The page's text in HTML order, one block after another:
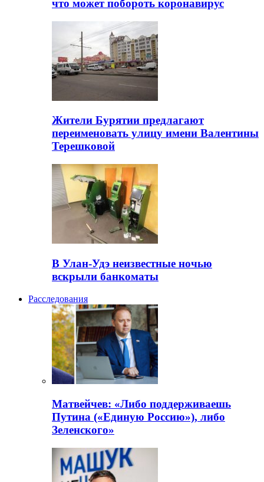
что может побороть коронавирус
Жители Бурятии предлагают
переименовать улицу имени Валентины
Терешковой
В Улан-Удэ неизвестные ночью
вскрыли банкоматы
Расследования
Матвейчев: «Либо поддерживаешь
Путина («Единую Россию»), либо
Зеленского»